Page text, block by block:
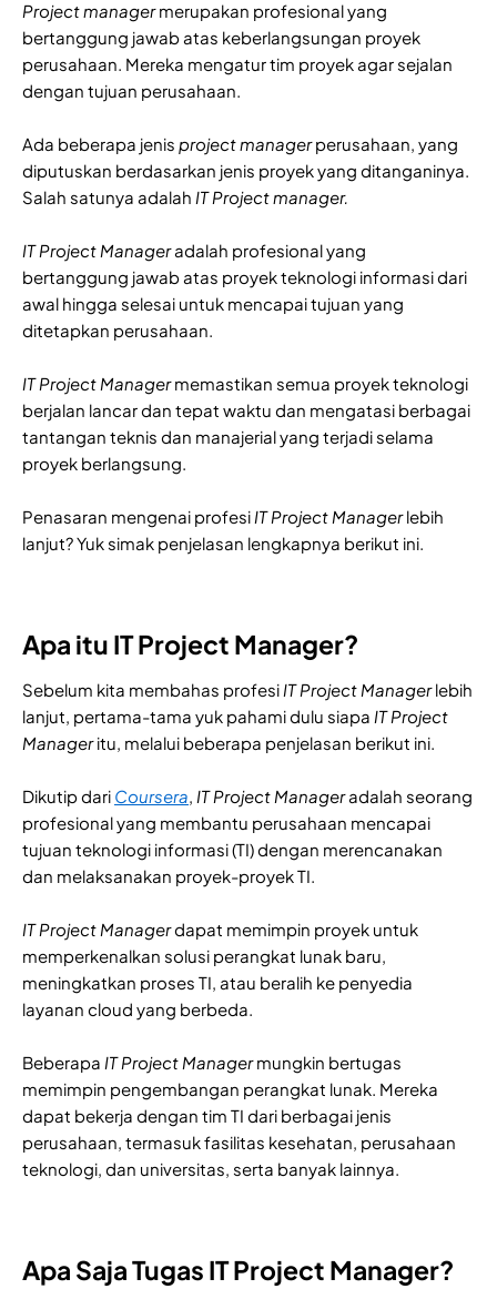
Project managermerupakan profesional yang
bertanggung jawab atas keberlangsungan proyek
perusahaan. Mereka mengatur tim proyek agar sejalan
dengan tujuan perusahaan.
Ada beberapa jenis project managerperusahaan, yang
diputuskan berdasarkan jenis proyek yang ditanganinya.
Salah satunya adalah IT Project manager.
IT Project Manageradalah profesional yang
bertanggung jawab atas proyek teknologi informasi dari
awal hingga selesai untuk mencapai tujuan yang
ditetapkan perusahaan.
IT Project Managermemastikan semua proyek teknologi
berjalan lancar dan tepat waktu dan mengatasi berbagai
tantangan teknis dan manajerial yang terjadi selama
proyek berlangsung.
Penasaran mengenai profesi IT Project Managerlebih
lanjut? Yuk simak penjelasan lengkapnya berikut ini.
Apa itu IT Project Manager?
Sebelum kita membahas profesi IT Project Managerlebih
lanjut, pertama-tama yuk pahami dulu siapa IT Project
Manageritu, melalui beberapa penjelasan berikut ini.
Dikutip dari Coursera, IT Project Manageradalah seorang
profesional yang membantu perusahaan mencapai
tujuan teknologi informasi (TI) dengan merencanakan
dan melaksanakan proyek-proyek TI.
IT Project Managerdapat memimpin proyek untuk
memperkenalkan solusi perangkat lunak baru,
meningkatkan proses TI, atau beralih ke penyedia
layanan cloud yang berbeda.
Beberapa IT Project Managermungkin bertugas
memimpin pengembangan perangkat lunak. Mereka
dapat bekerja dengan tim TI dari berbagai jenis
perusahaan, termasuk fasilitas kesehatan, perusahaan
teknologi, dan universitas, serta banyak lainnya.
Apa Saja Tugas IT Project Manager?